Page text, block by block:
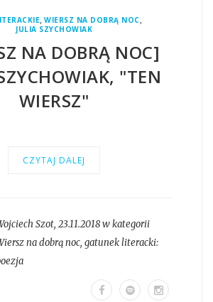
,WIERSZ NA DOBRĄ NOC,
JULIA SZYCHOWIAK
NA DOBRĄ NOC]
"TEN
WIERSZ"
CZYTAJ DALEJ
Szot, 23.11.2018 w kategorii
na dobrą noc, gatunek literacki: